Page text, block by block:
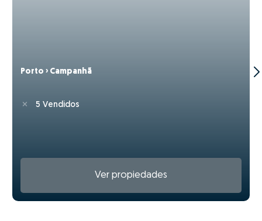
Porto › Campanhã
5 Vendidos
Ver propiedades